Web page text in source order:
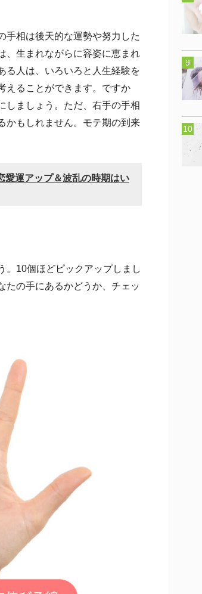
相は後天的な運勢や努力した
、生まれながらに容姿に恵まれ
る人は、いろいろと人生経験を
えることができます。ですか
しましょう。ただ、右手の手相
かもしれません。モテ期の到来
運アップ＆波乱の時期はい
10個ほどピックアップしまし
たの手にあるかどうか、チェッ